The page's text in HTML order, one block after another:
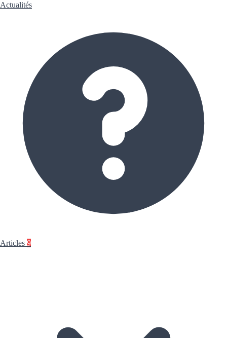
Actualités
Articles 9